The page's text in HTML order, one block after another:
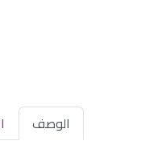
الوصف